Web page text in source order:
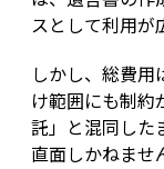
スとして利用が
しかし、総費
け範囲にも制約
託」と混同した
直面しかねませ